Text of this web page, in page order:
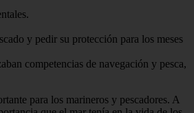
y pedir su protección para los meses
competencias de navegación y pesca,
para los marineros y pescadores. A